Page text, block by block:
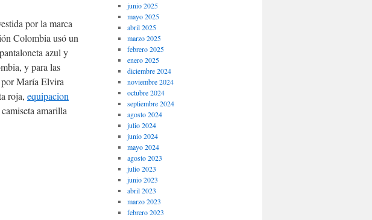
por la marca
Colombia usó un
pantaloneta azul y
y para las
María Elvira
roja, equipacion
amarilla
junio 2025
mayo 2025
abril 2025
marzo 2025
febrero 2025
enero 2025
diciembre 2024
noviembre 2024
octubre 2024
septiembre 2024
agosto 2024
julio 2024
junio 2024
mayo 2024
agosto 2023
julio 2023
junio 2023
abril 2023
marzo 2023
febrero 2023